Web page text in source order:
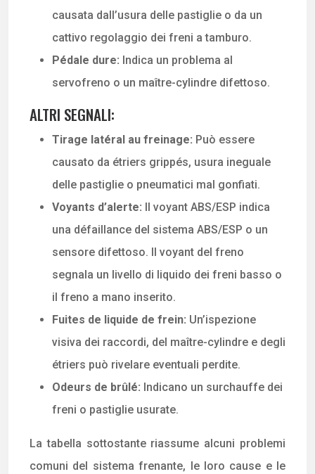
causata dall’usura delle pastiglie o da un
cattivo regolaggio dei freni a tamburo.
Pédale dure: Indica un problema al
servofreno o un maître-cylindre difettoso.
ALTRI SEGNALI:
Tirage latéral au freinage: Può essere
causato da étriers grippés, usura ineguale
delle pastiglie o pneumatici mal gonfiati.
Voyants d’alerte: Il voyant ABS/ESP indica
una défaillance del sistema ABS/ESP o un
sensore difettoso. Il voyant del freno
segnala un livello di liquido dei freni basso o
il freno a mano inserito.
Fuites de liquide de frein: Un’ispezione
visiva dei raccordi, del maître-cylindre e degli
étriers può rivelare eventuali perdite.
Odeurs de brûlé: Indicano un surchauffe dei
freni o pastiglie usurate.
La tabella sottostante riassume alcuni problemi
comuni del sistema frenante, le loro cause e le